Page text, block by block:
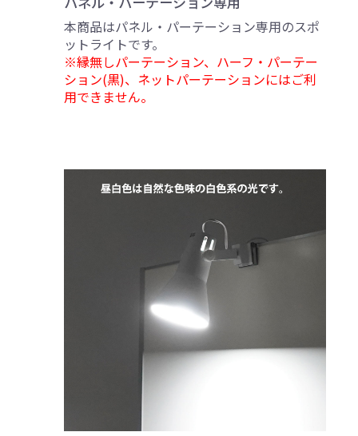
本商品はパネル・パーテーション専用のスポ
ットライトです。
※縁無しパーテーション、ハーフ・パーテー
ション(黒)、ネットパーテーションにはご利
用できません。